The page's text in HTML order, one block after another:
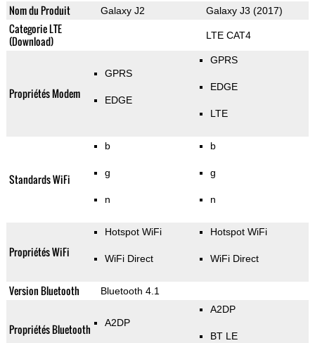
Nom du Produit Galaxy J2 Galaxy J3 (2017)
Categorie LTE
(Download)
LTE CAT4
Propriétés Modem
GPRS
EDGE
GPRS
EDGE
LTE
Standards WiFi
b
g
n
b
g
n
Propriétés WiFi
Hotspot WiFi
WiFi Direct
Hotspot WiFi
WiFi Direct
Version Bluetooth Bluetooth 4.1
Propriétés Bluetooth A2DP
A2DP
BT LE